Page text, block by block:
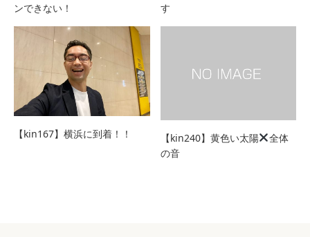
ンできない！
す
【kin167】横浜に到着！！ 【kin240】黄色い太陽
全体
の音